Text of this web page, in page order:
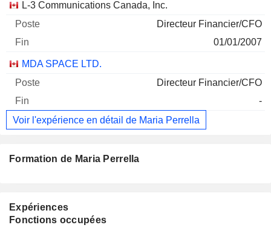
L-3 Communications Canada, Inc.
Directeur Financier/CFO
01/01/2007
MDA SPACE LTD.
Directeur Financier/CFO
-
Voir l'expérience en détail de Maria Perrella
Formation de Maria Perrella
Expériences
Fonctions occupées